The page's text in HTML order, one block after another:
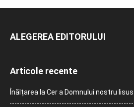
ALEGEREA EDITORULUI
Articole recente
Înălțarea la Cer a Domnului nostru